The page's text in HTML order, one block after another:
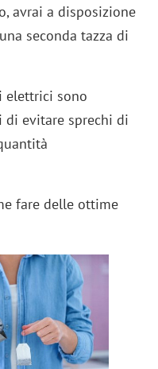
avrai a disposizione
seconda tazza di
elettrici sono
evitare sprechi di
fare delle ottime